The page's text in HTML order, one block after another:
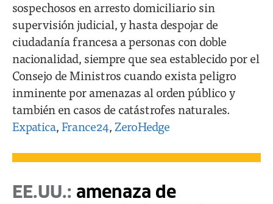
sospechosos en arresto domiciliario sin
supervisión judicial, y hasta despojar de
ciudadanía francesa a personas con doble
nacionalidad, siempre que sea establecido por el
Consejo de Ministros cuando exista peligro
inminente por amenazas al orden público y
también en casos de catástrofes naturales.
Expatica,France24, ZeroHedge
EE.UU.: amenaza de